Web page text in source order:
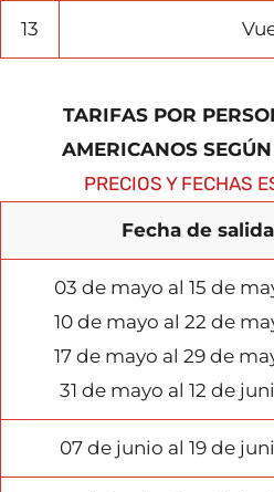
13
TARIFAS POR
AMERICANOS
PRECIOS Y FECHAS
Fecha de salida
03 de mayo al 15 de
10 de mayo al 22 de
17 de mayo al 29 de
31 de mayo al 12 de
07 de junio al 19 de